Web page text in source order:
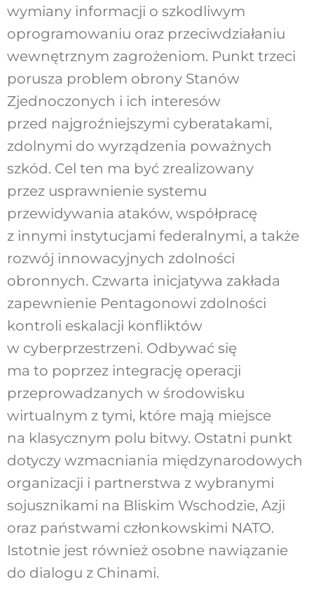
wymiany informacji o szkodliwym
oprogramowaniu oraz przeciwdziałaniu
wewnętrznym zagrożeniom. Punkt trzeci
porusza problem obrony Stanów
Zjednoczonych i ich interesów
przed najgroźniejszymi cyberatakami,
zdolnymi do wyrządzenia poważnych
szkód. Cel ten ma być zrealizowany
przez usprawnienie systemu
przewidywania ataków, współpracę
z innymi instytucjami federalnymi, a także
rozwój innowacyjnych zdolności
obronnych. Czwarta inicjatywa zakłada
zapewnienie Pentagonowi zdolności
kontroli eskalacji konfliktów
w cyberprzestrzeni. Odbywać się
ma to poprzez integrację operacji
przeprowadzanych w środowisku
wirtualnym z tymi, które mają miejsce
na klasycznym polu bitwy. Ostatni punkt
dotyczy wzmacniania międzynarodowych
organizacji i partnerstwa z wybranymi
sojusznikami na Bliskim Wschodzie, Azji
oraz państwami członkowskimi NATO.
Istotnie jest również osobne nawiązanie
do dialogu z Chinami.